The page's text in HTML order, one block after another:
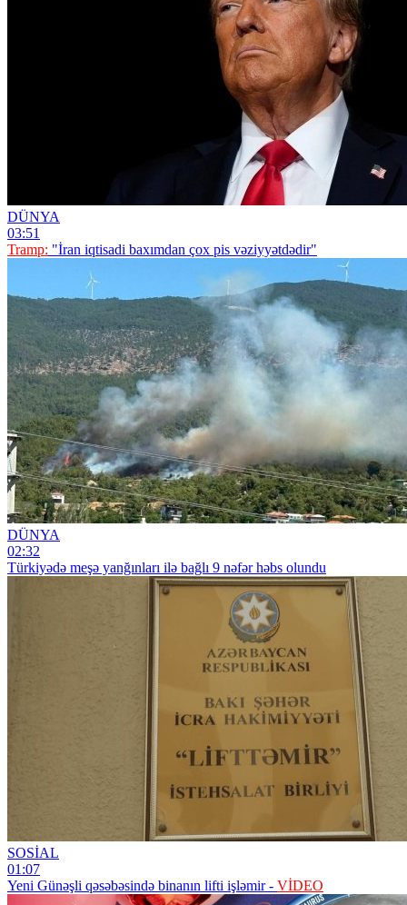
DÜNYA
03:51
Tramp: "İran iqtisadi baxımdan çox pis vəziyyətdədir"
DÜNYA
02:32
Türkiyədə meşə yanğınları ilə bağlı 9 nəfər həbs olundu
SOSİAL
01:07
Yeni Günəşli qəsəbəsində binanın lifti işləmir - VİDEO